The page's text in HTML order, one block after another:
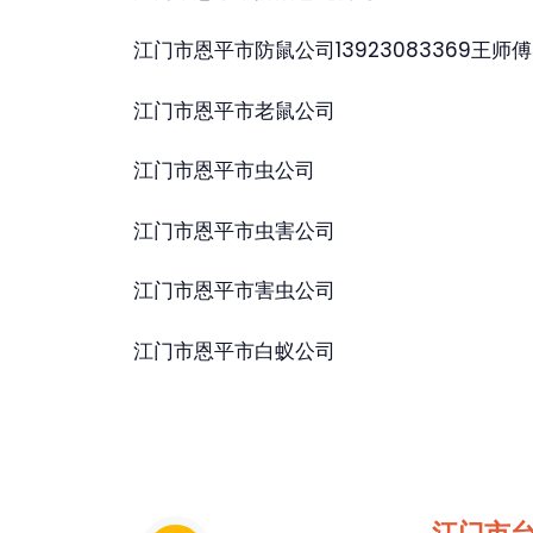
江门市恩平市防鼠公司13923083369王师傅
江门市恩平市老鼠公司
江门市恩平市虫公司
江门市恩平市虫害公司
江门市恩平市害虫公司
江门市恩平市白蚁公司